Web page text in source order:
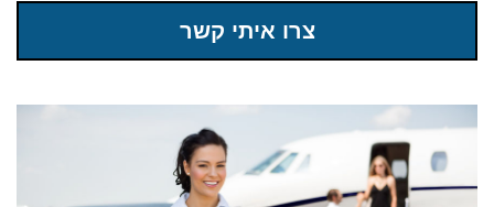
צרו איתי קשר